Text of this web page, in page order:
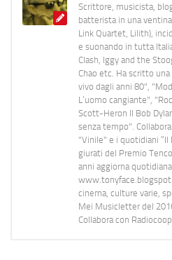
Scrittore, musicista,
batterista in una
Link Quartet, Lilith),
e suonando in tutta
Clash, Iggy and the
Chao etc. Ha scritto
vivo dagli anni 80",
L’uomo cangiante",
Scott-Heron Il Bob
senza tempo". Collabora
"Vinile" e i quotidiani “Il
giurati del Premio
anni aggiorna
cinema, culture varie,
Mei Musicletter del
Collabora con